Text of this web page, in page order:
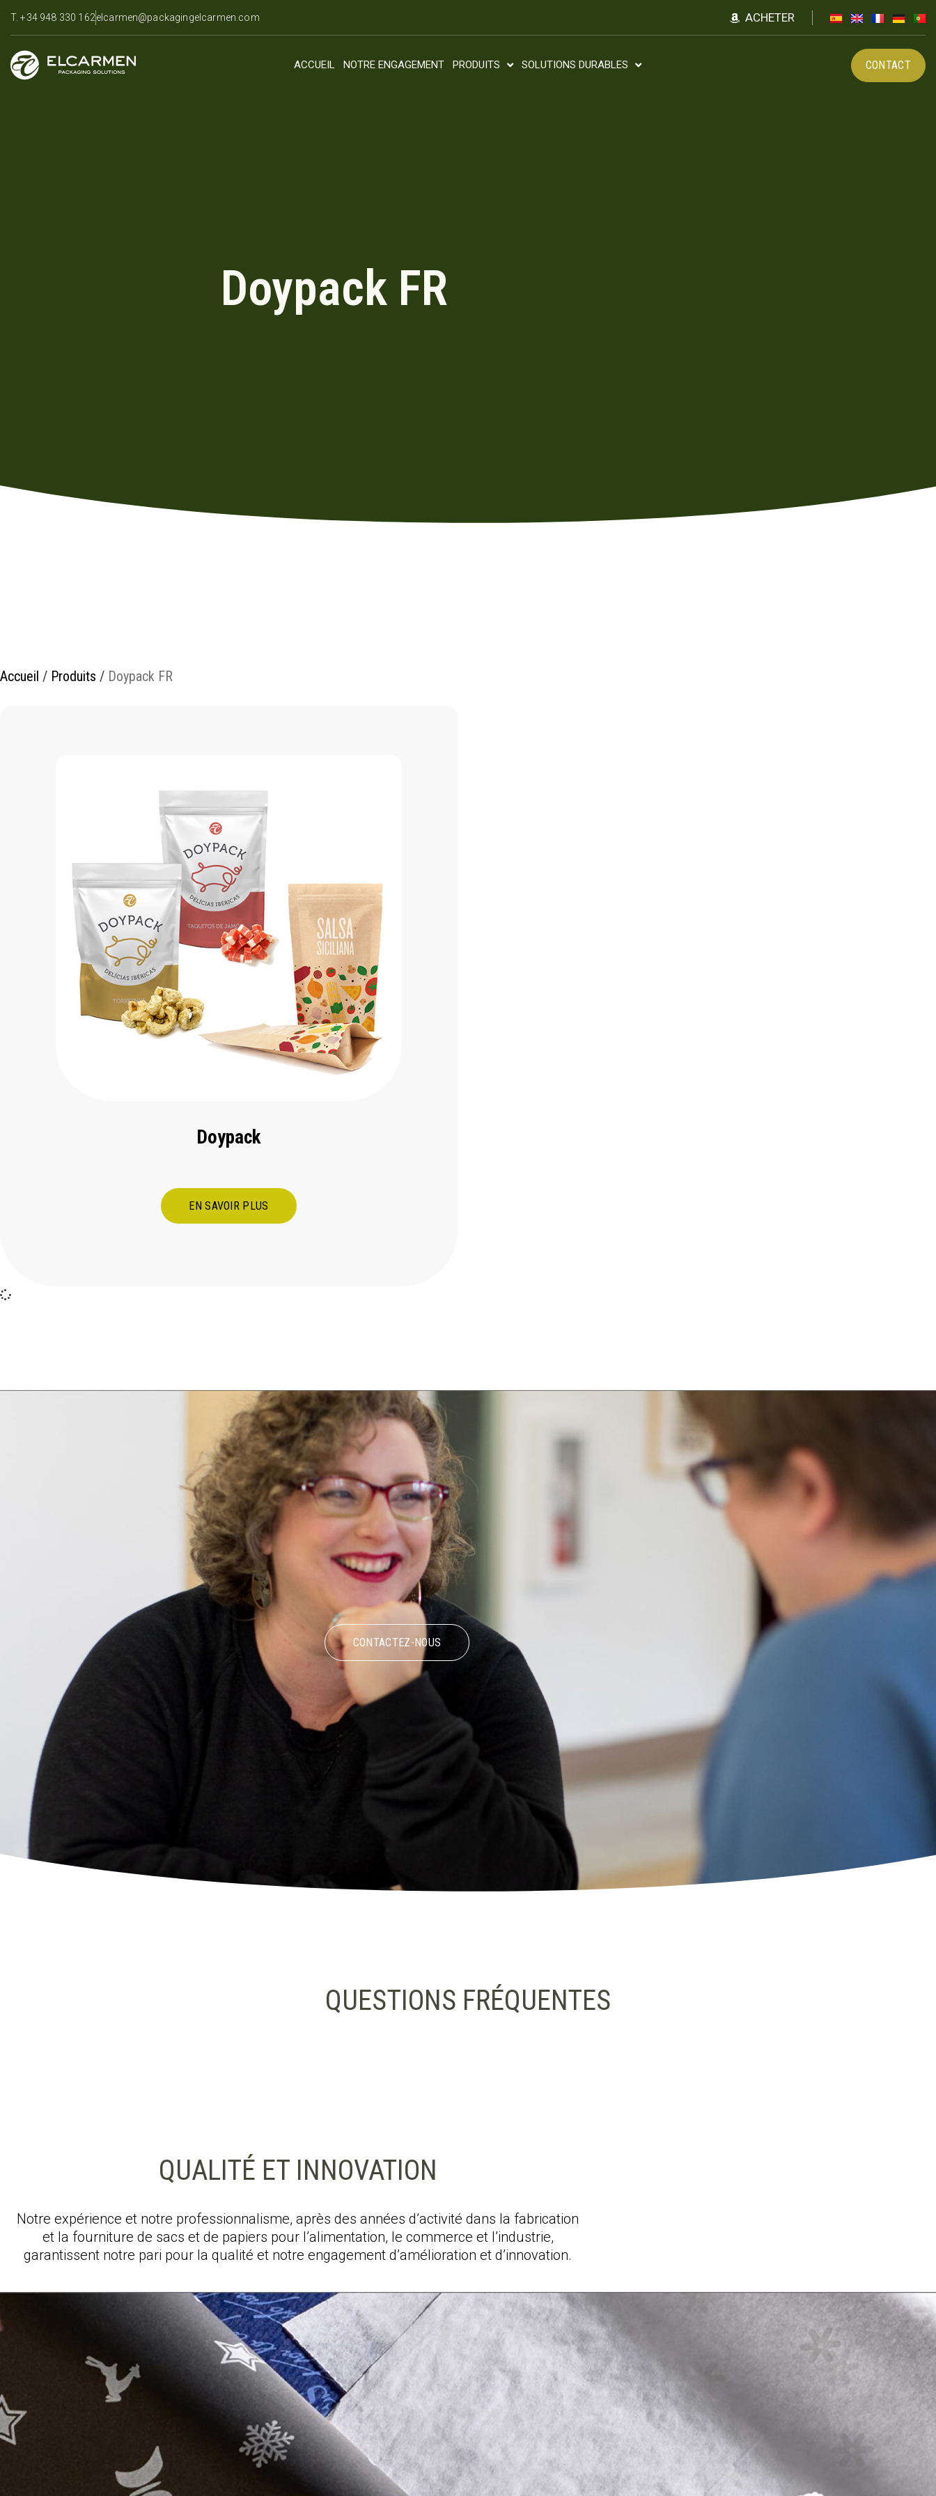
T. +34 948 330 162elcarmen@packagingelcarmen.com ACHETER
ACCUEIL NOTRE ENGAGEMENT PRODUITS SOLUTIONS DURABLES CONTACT
Doypack FR
Accueil / Produits / Doypack FR
Doypack
EN SAVOIR PLUS
CONTACTEZ-NOUS
QUESTIONS FRÉQUENTES
QUALITÉ ET INNOVATION
Notre expérience et notre professionnalisme, après des années d’activité dans la fabrication
et la fourniture de sacs et de papiers pour l’alimentation, le commerce et l’industrie,
garantissent notre pari pour la qualité et notre engagement d’amélioration et d’innovation.